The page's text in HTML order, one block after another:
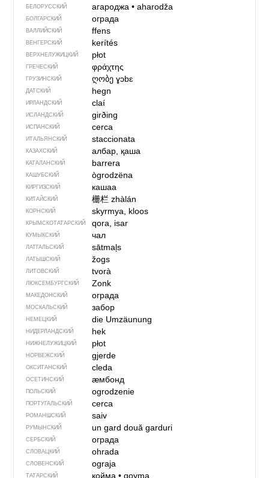
БЕЛОРУССКИЙ агароджа• aharodža
БОЛГАРСКИЙ ограда
ВАЛЛИЙСКИЙ ffens
ВЕНГЕРСКИЙ kerítés
ВЕРХНЕЛУЖИЦКИЙ płot
ГРЕЧЕСКИЙ φράχτης
ГРУЗИНСКИЙ ღობეɣɔbɛ
ДАТСКИЙ hegn
ИРЛАНДСКИЙ claí
ИСЛАНДСКИЙ girðing
ИСПАНСКИЙ cerca
ИТАЛЬЯНСКИЙ staccionata
КАЗАХСКИЙ албар, қаша
КАТАЛАНСКИЙ barrera
КАШУБСКИЙ ògrodzëna
КИРГИЗСКИЙ кашаа
КИТАЙСКИЙ 栅栏zhàlán
КОРНСКИЙ skyrmya, kloos
КРЫМСКО­ТАТАРСКИЙ qora, isar
КУМЫКСКИЙ чал
ЛАТГАЛЬСКИЙ sātmaļs
ЛАТЫШСКИЙ žogs
ЛИТОВСКИЙ tvorà
ЛЮКСЕМБУРГСКИЙ Zonk
МАКЕДОНСКИЙ ограда
МОСКАЛЬСКИЙ забор
НЕМЕЦКИЙ die Umzäunung
НИДЕРЛАНДСКИЙ hek
НИЖНЕЛУЖИЦКИЙ płot
НОРВЕЖСКИЙ gjerde
ОКСИТАНСКИЙ cleda
ОСЕТИНСКИЙ ӕмбонд
ПОЛЬСКИЙ ogrodzenie
ПОРТУГАЛЬСКИЙ cerca
РОМАНШСКИЙ saiv
РУМЫНСКИЙ un garddouă garduri
СЕРБСКИЙ ограда
СЛОВАЦКИЙ ohrada
СЛОВЕНСКИЙ ograja
ТАТАРСКИЙ койма• qoyma